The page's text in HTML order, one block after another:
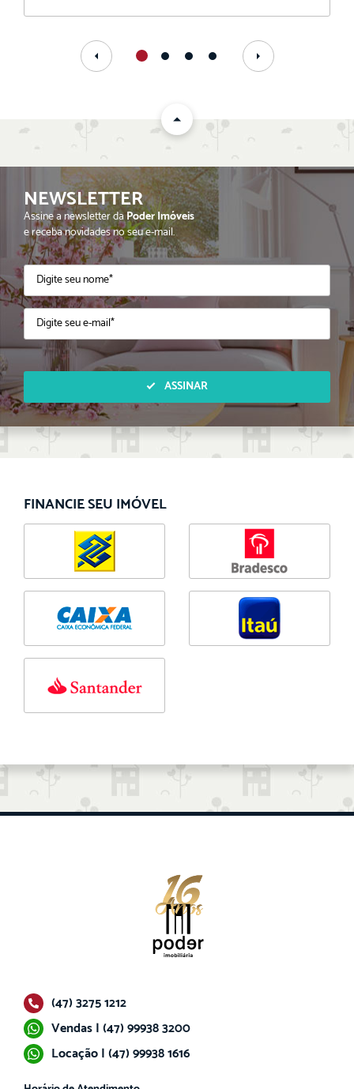
NEWSLETTER
Assine a newsletter daPoder Imóveis
e receba novidades no seu e-mail.
ASSINAR
FINANCIE SEU IMÓVEL
(47) 3275 1212
Vendas | (47) 99938 3200
Locação | (47) 99938 1616